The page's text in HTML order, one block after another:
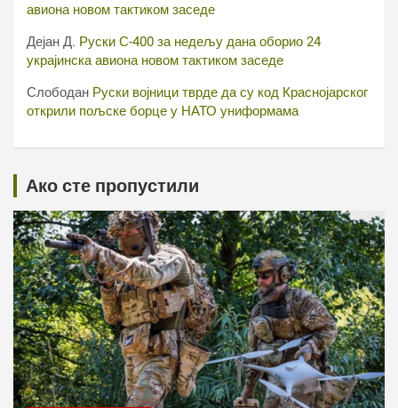
авиона новом тактиком заседе
Дејан Д. Руски С-400 за недељу дана оборио 24
украјинска авиона новом тактиком заседе
Слободан Руски војници тврде да су код Краснојарског
открили пољске борце у НАТО униформама
Ако сте пропустили